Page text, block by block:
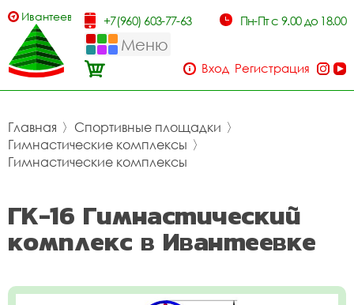
Ивантеевка +7(960) 603-77-63 Пн-Пт с 9.00 до 18.00
Меню
Вход Регистрация
Главная 〉 Спортивные площадки 〉
Гимнастические комплексы 〉
Гимнастические комплексы
ГК-16 Гимнастический
комплекс в Ивантеевке